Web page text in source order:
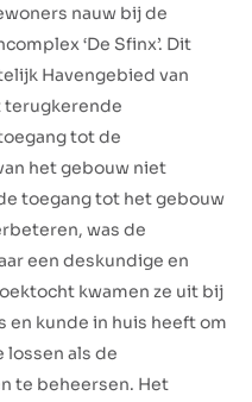
nauw bij de
‘De Sfinx’. Dit
Havengebied van
terugkerende
tot de
het gebouw niet
toegang tot het gebouw
was de
een deskundige en
kwamen ze uit bij
en kunde in huis heeft om
als de
te beheersen. Het